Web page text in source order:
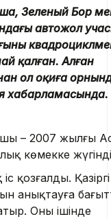
Зеленый Бор
автожол
қалған. Алған
ол оқиға
хабарламасында.
– 2007 жылғы
көмекке
қозғалды.
анықтауға
Оның ішінде